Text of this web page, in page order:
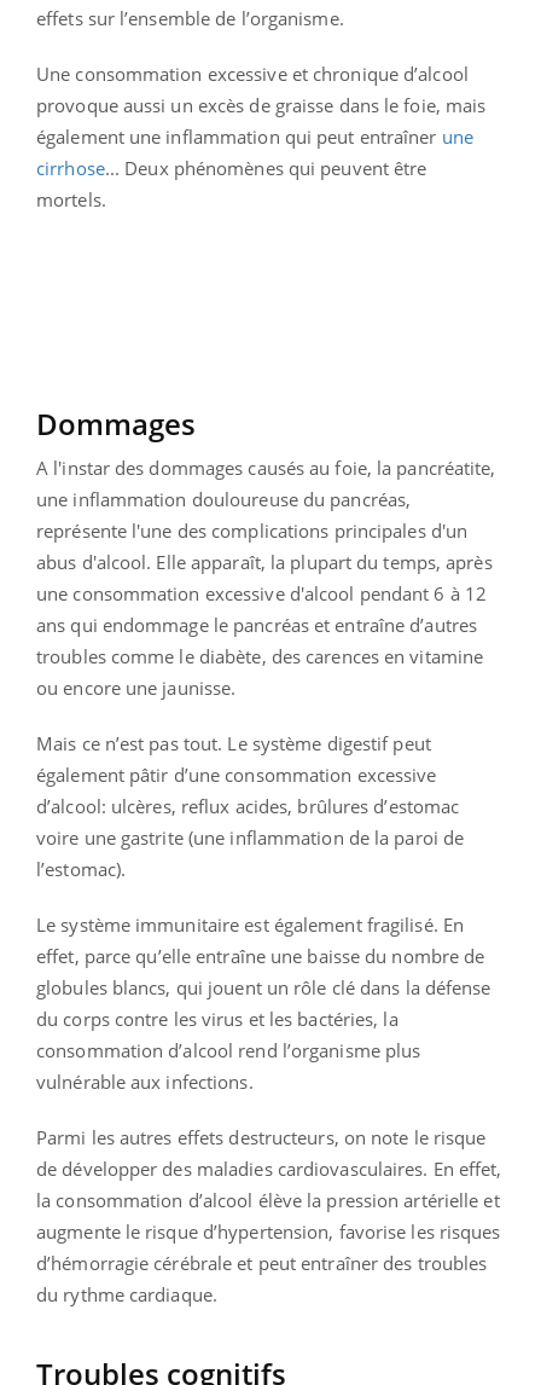
effets sur l’ensemble de l’organisme.
Une consommation excessive et chronique d’alcool
provoque aussi un excès de graisse dans le foie, mais
également une inflammation qui peut entraîner une
cirrhose... Deux phénomènes qui peuvent être
mortels.
Dommages
A l'instar des dommages causés au foie, la pancréatite,
une inflammation douloureuse du pancréas,
représente l'une des complications principales d'un
abus d'alcool. Elle apparaît, la plupart du temps, après
une consommation excessive d'alcool pendant 6 à 12
ans qui endommage le pancréas et entraîne d’autres
troubles comme le diabète, des carences en vitamine
ou encore une jaunisse.
Mais ce n’est pas tout. Le système digestif peut
également pâtir d’une consommation excessive
d’alcool: ulcères, reflux acides, brûlures d’estomac
voire une gastrite (une inflammation de la paroi de
l’estomac).
Le système immunitaire est également fragilisé. En
effet, parce qu’elle entraîne une baisse du nombre de
globules blancs, qui jouent un rôle clé dans la défense
du corps contre les virus et les bactéries, la
consommation d’alcool rend l’organisme plus
vulnérable aux infections.
Parmi les autres effets destructeurs, on note le risque
de développer des maladies cardiovasculaires. En effet,
la consommation d’alcool élève la pression artérielle et
augmente le risque d’hypertension, favorise les risques
d’hémorragie cérébrale et peut entraîner des troubles
du rythme cardiaque.
Troubles cognitifs